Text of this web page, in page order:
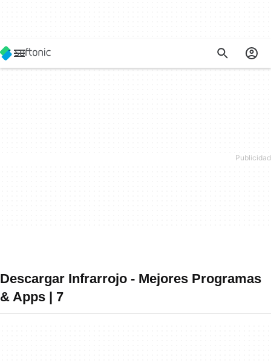
Descargar Infrarrojo - Mejores Programas
& Apps | 7